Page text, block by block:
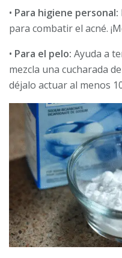
• Para higiene personal:
para combatir el acné.
• Para el pelo: Ayuda a
mezcla una cucharada
déjalo actuar al menos